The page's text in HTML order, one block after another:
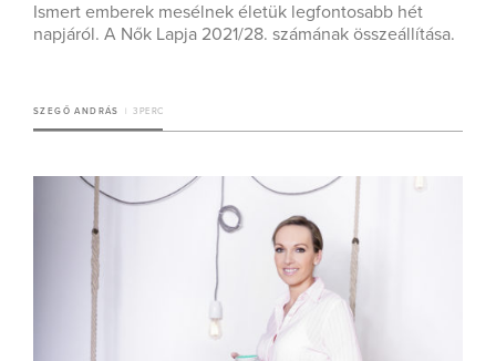
Ismert emberek mesélnek életük legfontosabb hét
napjáról. A Nők Lapja 2021/28. számának összeállítása.
SZEGŐ ANDRÁS 3 PERC